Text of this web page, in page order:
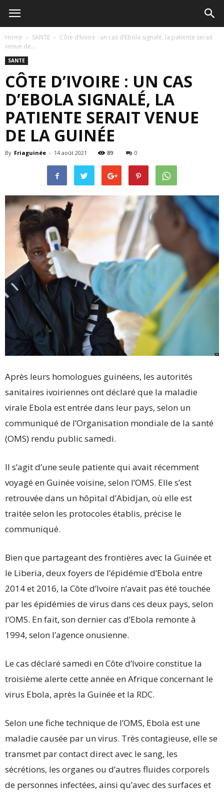
Home SANTE
Côte d’Ivoire : un cas d’Ebola signalé, la patiente serait
venue de...
SANTE
CÔTE D’IVOIRE : UN CAS
D’EBOLA SIGNALÉ, LA
PATIENTE SERAIT VENUE
DE LA GUINÉE
By Friaguinée - 14 août 2021 89 0
Après leurs homologues guinéens, les autorités
sanitaires ivoiriennes ont déclaré que la maladie
virale Ebola est entrée dans leur pays, selon un
communiqué de l’Organisation mondiale de la santé
(OMS) rendu public samedi.
Il s’agit d’une seule patiente qui avait récemment
voyagé en Guinée voisine, selon l’OMS. Elle s’est
retrouvée dans un hôpital d’Abidjan, où elle est
traitée selon les protocoles établis, précise le
communiqué.
Bien que partageant des frontières avec la Guinée et
le Liberia, deux foyers de l’épidémie d’Ebola entre
2014 et 2016, la Côte d’Ivoire n’avait pas été touchée
par les épidémies de virus dans ces deux pays, selon
l’OMS. En fait, son dernier cas d’Ebola remonte à
1994, selon l’agence onusienne.
Le cas déclaré samedi en Côte d’Ivoire constitue la
troisième alerte cette année en Afrique concernant le
virus Ebola, après la Guinée et la RDC.
Selon une fiche technique de l’OMS, Ebola est une
maladie causée par un virus. Très contagieuse, elle se
transmet par contact direct avec le sang, les
sécrétions, les organes ou d’autres fluides corporels
de personnes infectées, ainsi qu’avec des surfaces et